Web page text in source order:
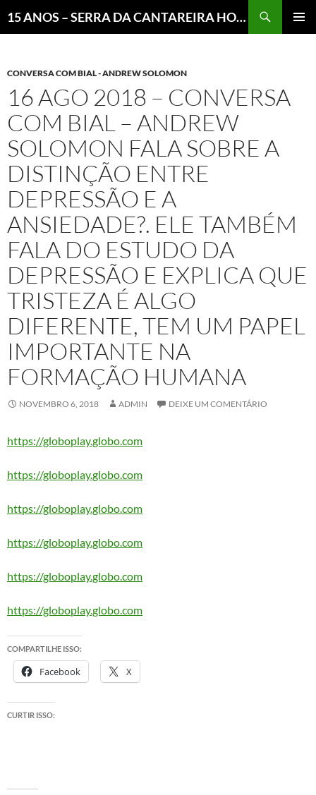
15 ANOS – SERRA DA CANTAREIRA HOJE E COTIDIANO DO BRASIL E DO MUNDO
CONVERSA COM BIAL - ANDREW SOLOMON
16 AGO 2018 – CONVERSA
COM BIAL – ANDREW
SOLOMON FALA SOBRE A
DISTINÇÃO ENTRE
DEPRESSÃO E A
ANSIEDADE?. ELE TAMBÉM
FALA DO ESTUDO DA
DEPRESSÃO E EXPLICA QUE
TRISTEZA É ALGO
DIFERENTE, TEM UM PAPEL
IMPORTANTE NA
FORMAÇÃO HUMANA
NOVEMBRO 6, 2018 ADMIN DEIXE UM COMENTÁRIO
https://globoplay.globo.com
https://globoplay.globo.com
https://globoplay.globo.com
https://globoplay.globo.com
https://globoplay.globo.com
https://globoplay.globo.com
COMPARTILHE ISSO:
Facebook X
CURTIR ISSO: